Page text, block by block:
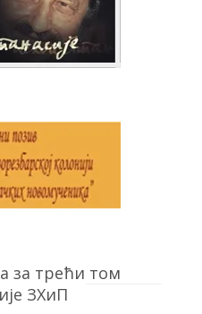
за трећи том
ЗХиП